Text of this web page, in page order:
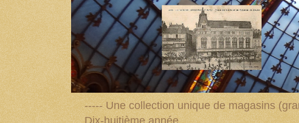
----- Une collection unique de magasins